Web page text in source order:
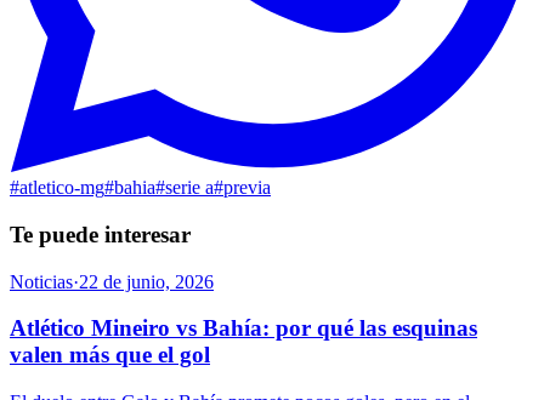
#atletico-mg#bahia#serie a#previa
Te puede interesar
Noticias·22 de junio, 2026
Atlético Mineiro vs Bahía: por qué las esquinas
valen más que el gol